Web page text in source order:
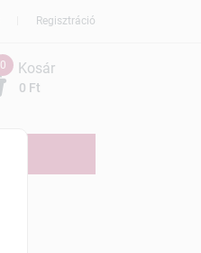
Regisztráció
0
0 Ft
Kosár